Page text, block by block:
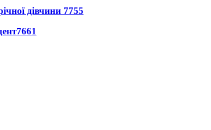
дівчини 7755
7661